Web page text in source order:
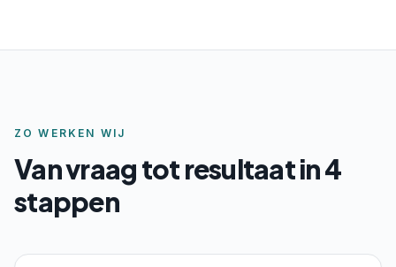
ZO WERKEN WIJ
Van vraag tot resultaat in 4
stappen